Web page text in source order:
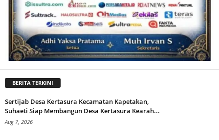
BERITA TERKINI
Sertijab Desa Kertasura Kecamatan Kapetakan,
Suhaeti Siap Membangun Desa Kertasura Kearah...
Aug 7, 2026